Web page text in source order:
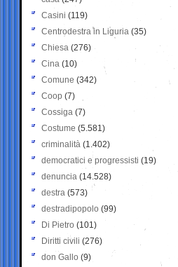
Casini (119)
Centrodestra in Liguria (35)
Chiesa (276)
Cina (10)
Comune (342)
Coop (7)
Cossiga (7)
Costume (5.581)
criminalità (1.402)
democratici e progressisti (19)
denuncia (14.528)
destra (573)
destradipopolo (99)
Di Pietro (101)
Diritti civili (276)
don Gallo (9)